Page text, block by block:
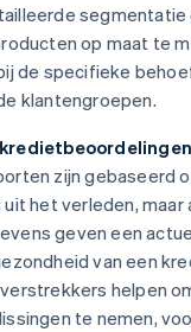
segmentatie
op maat te
de specifieke
klantengroepen.
zijn gebaseerd
het verleden, maar
geven een
van een
helpen
te nemen,